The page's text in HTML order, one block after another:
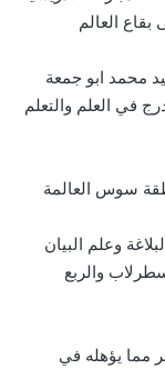
العالم
محمد ابو جمعة
في العلم والتعلم
سوس العالمة
وعلم البيان
والربع
مما يؤهله في